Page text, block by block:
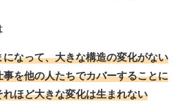
なって、大きな構造の変化がない
を他の人たちでカバーすることに
ほど大きな変化は生まれない